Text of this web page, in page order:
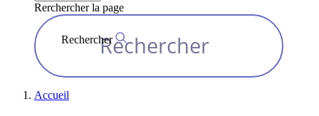
Rerchercher la page
Rechercher
Accueil